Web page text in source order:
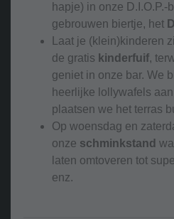
hapje) in onze
gebrouwen biertje, het
Laat je (klein)kinderen
de gratis kinderfuif,
geniet in onze bar. We
heerlijke lollywafels
plaatsen we het terras
Op woensdag en
onze schminkstand
laten omtoveren tot
enz.